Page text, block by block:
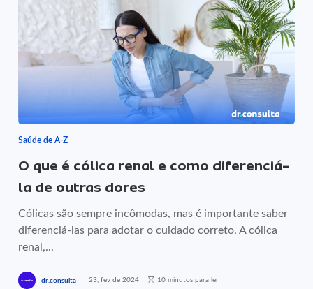
Saúde de A-Z
O que é cólica renal e como diferenciá-
la de outras dores
Cólicas são sempre incômodas, mas é importante saber
diferenciá-las para adotar o cuidado correto. A cólica
renal,...
dr.consulta 23, fev de 2024 10 minutos para ler